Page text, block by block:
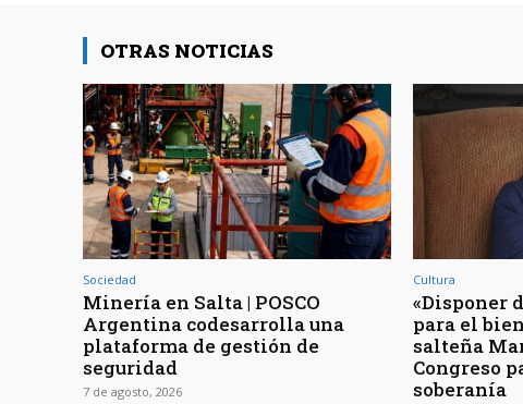
OTRAS NOTICIAS
Sociedad
Minería en Salta | POSCO
Argentina codesarrolla una
plataforma de gestión de
seguridad
7 de agosto, 2026
Cultura
«Disponer
para el
salteña
Congreso
soberanía